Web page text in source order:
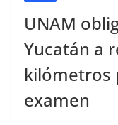
UNAM
Yucatán a
kilómetros
examen